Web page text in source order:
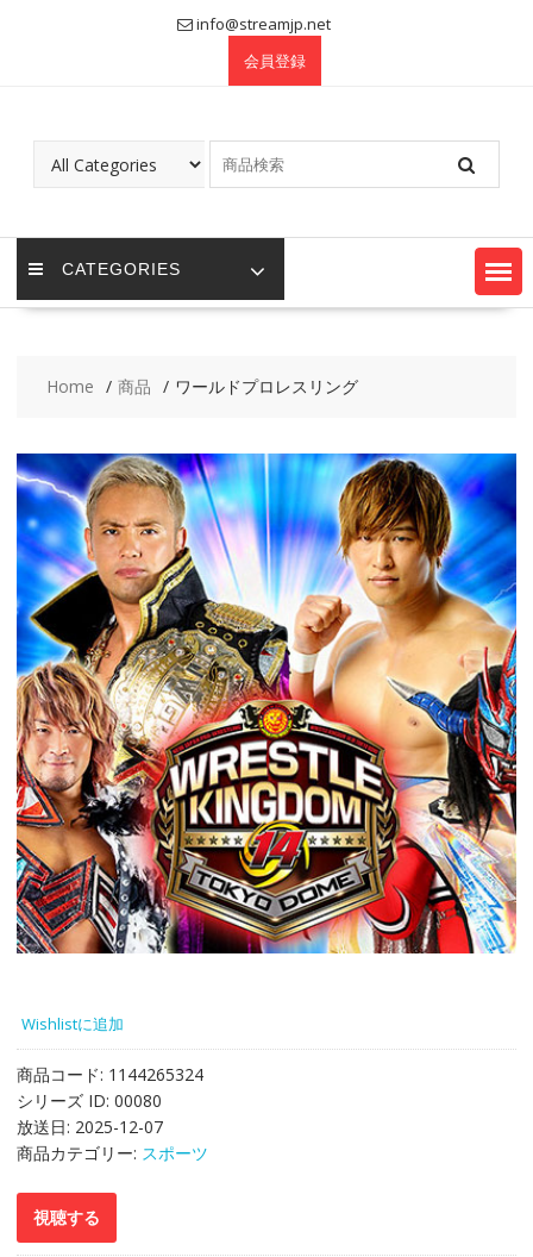
info@streamjp.net
会員登録
CATEGORIES
Home 商品 ワールドプロレスリング
Wishlistに追加
商品コード: 1144265324
シリーズ ID: 00080
放送日: 2025-12-07
商品カテゴリー: スポーツ